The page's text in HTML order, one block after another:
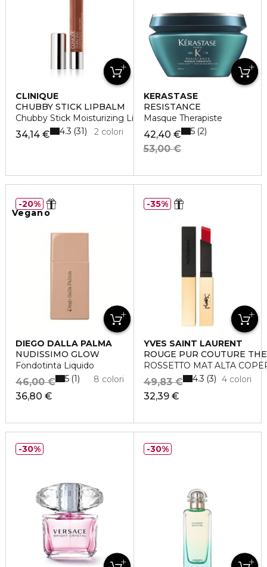
CLINIQUE
CHUBBY STICK LIPBALM
Chubby Stick Moisturizing Lip Balm
34,14 € 2 colori
4.3 31
KERASTASE
RESISTANCE
Masque Therapiste
42,40 €
53,00 €
5 2
Vegano
DIEGO DALLA PALMA
NUDISSIMO GLOW
Fondotinta Liquido
36,80 €
46,00 € 8 colori
5 1
20%
YVES SAINT LAURENT
ROUGE PUR COUTURE
ROSSETTO MAT ALTA
32,39 €
49,83 € 4 colori
4.3 3
35%
30% 30%